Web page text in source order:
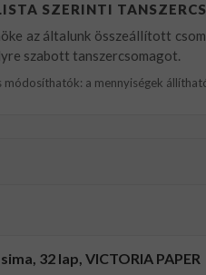
SZERINTI
az általunk összeállított
szabott tanszercsomagot.
módosíthatók: a mennyiségek
32 lap, VICTORIA PAPER